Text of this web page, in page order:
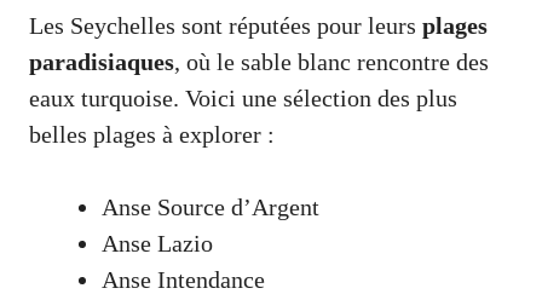
Les Seychelles sont réputées pour leurs plages
paradisiaques, où le sable blanc rencontre des
eaux turquoise. Voici une sélection des plus
belles plages à explorer :
Anse Source d’Argent
Anse Lazio
Anse Intendance